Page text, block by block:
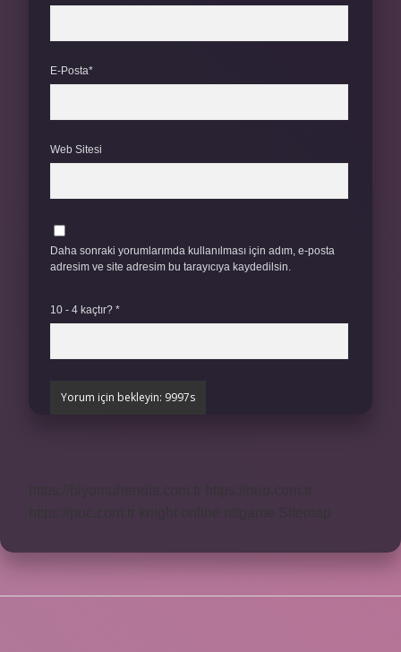
E-Posta*
Web Sitesi
Daha sonraki yorumlarımda kullanılması için adım, e-posta
adresim ve site adresim bu tarayıcıya kaydedilsin.
10 - 4 kaçtır? *